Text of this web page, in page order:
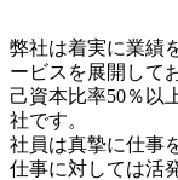
弊社は着実に業績
ービスを展開して
己資本比率50％以
社です。
社員は真摯に仕事
仕事に対しては活